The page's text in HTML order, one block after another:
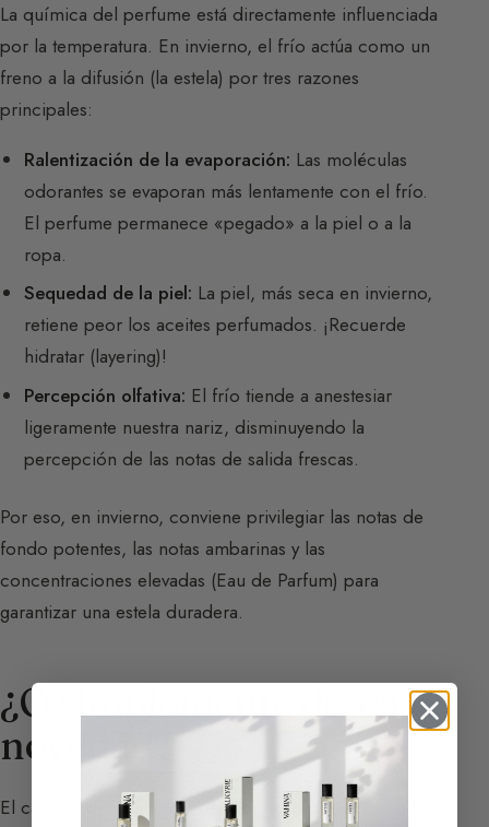
La química del perfume está directamente influenciada
por la temperatura. En invierno, el frío actúa como un
freno a la difusión (la estela) por tres razones
principales:
Ralentización de la evaporación: Las moléculas
odorantes se evaporan más lentamente con el frío.
El perfume permanece «pegado» a la piel o a la
ropa.
Sequedad de la piel: La piel, más seca en invierno,
retiene peor los aceites perfumados. ¡Recuerde
hidratar (layering)!
Percepción olfativa: El frío tiende a anestesiar
ligeramente nuestra nariz, disminuyendo la
percepción de las notas de salida frescas.
Por eso, en invierno, conviene privilegiar las notas de
fondo potentes, las notas ambarinas y las
concentraciones elevadas (Eau de Parfum) para
garantizar una estela duradera.
¿O simplemente desea
novedad?
El cambio de estación es el momento perfecto para